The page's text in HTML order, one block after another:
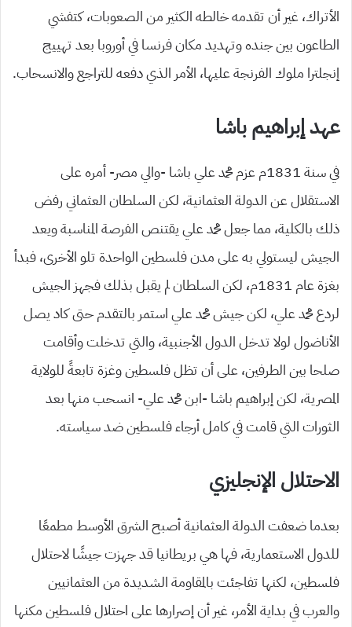
الأتراك، غير أن تقدمه خالطه الكثير من الصعوبات، كتفشي
الطاعون بين جنده وتهديد مكان فرنسا في أوروبا بعد تهييج
إنجلترا ملوك الفرنجة عليها، الأمر الذي دفعه للتراجع والانسحاب.
عهد إبراهيم باشا
في سنة 1831م عزم محمد علي باشا -والي مصر- أمره على
الاستقلال عن الدولة العثمانية، لكن السلطان العثماني رفض
ذلك بالكلية، مما جعل محمد علي يقتنص الفرصة المناسبة ويعد
الجيش ليستولي به على مدن فلسطين الواحدة تلو الأخرى، فبدأ
بغزة عام 1831م، لكن السلطان لم يقبل بذلك فجهز الجيش
لردع محمد علي، لكن جيش محمد علي استمر بالتقدم حتى كاد يصل
الأناضول لولا تدخل الدول الأجنبية، والتي تدخلت وأقامت
صلحا بين الطرفين، على أن تظل فلسطين وغزة تابعةً للولاية
المصرية، لكن إبراهيم باشا -ابن محمد علي- انسحب منها بعد
الثورات التي قامت في كامل أرجاء فلسطين ضد سياسته.
الاحتلال الإنجليزي
بعدما ضعفت الدولة العثمانية أصبح الشرق الأوسط مطمعًا
للدول الاستعمارية، فها هي بريطانيا قد جهزت جيشًا لاحتلال
فلسطين، لكنها تفاجئت بالمقاومة الشديدة من العثمانيين
والعرب في بداية الأمر، غير أن إصرارها على احتلال فلسطين مكنها